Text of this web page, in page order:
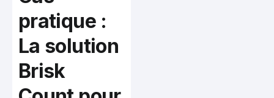
pratique :
La solution
Brisk